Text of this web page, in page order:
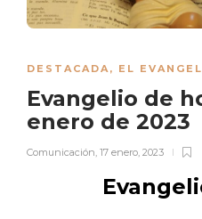
DESTACADA, EL
Evangelio de
enero de 2023
Comunicación, 17 enero, 2023